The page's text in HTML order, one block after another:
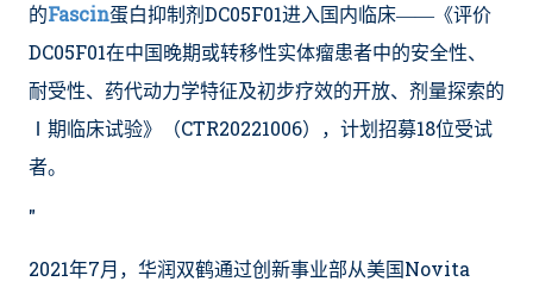
的Fascin蛋白抑制剂DC05F01进入国内临床——《评价
DC05F01在中国晚期或转移性实体瘤患者中的安全性、
耐受性、药代动力学特征及初步疗效的开放、剂量探索的
Ⅰ期临床试验》（CTR20221006），计划招募18位受试
者。
"
2021年7月，华润双鹤通过创新事业部从美国Novita